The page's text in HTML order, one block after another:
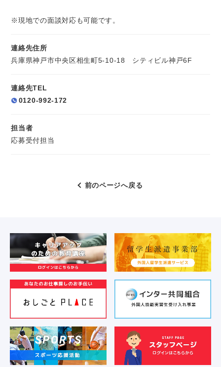
※現地での面談対応も可能です。
連絡先住所
兵庫県神戸市中央区相生町5-10-18 シティビル神戸6F
連絡先TEL
0120-992-172
担当者
応募受付担当
前のページへ戻る